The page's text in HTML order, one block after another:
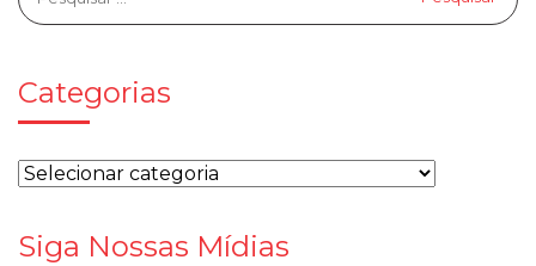
Categorias
Siga Nossas Mídias